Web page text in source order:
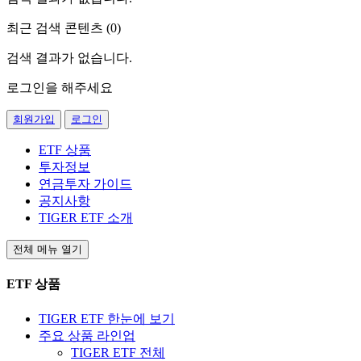
최근 검색 콘텐츠 (0)
검색 결과가 없습니다.
로그인을 해주세요
회원가입 로그인
ETF 상품
투자정보
연금투자 가이드
공지사항
TIGER ETF 소개
전체 메뉴 열기
ETF 상품
TIGER ETF 한눈에 보기
주요 상품 라인업
TIGER ETF 전체